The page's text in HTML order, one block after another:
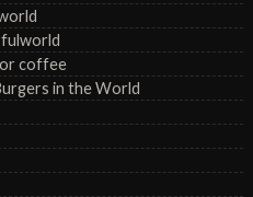
coffee
in the World